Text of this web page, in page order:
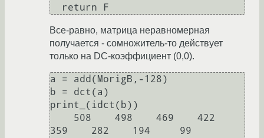
  return F
Все-равно, матрица неравномерная
получается - сомножитель-то действует
только на DC-коэффициент (0,0).
a = add(MorigB,-128)
b = dct(a)
print_(idct(b))
359    282    194     99